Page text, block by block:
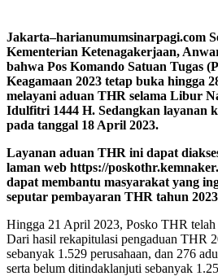
Jakarta–harianumumsinarpagi.com
Kementerian Ketenagakerjaan,
bahwa Pos Komando Satuan Tugas
Keagamaan 2023 tetap buka hingga
melayani aduan THR selama Libur
Idulfitri 1444 H. Sedangkan layanan
pada tanggal 18 April 2023.
Layanan aduan THR ini dapat
laman web https://
dapat membantu masyarakat yang
seputar pembayaran THR tahun
Hingga 21 April 2023, Posko THR telah
Dari hasil rekapitulasi pengaduan THR
sebanyak 1.529 perusahaan, dan 276
serta belum ditindaklanjuti sebanyak